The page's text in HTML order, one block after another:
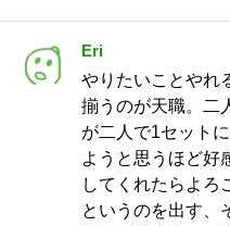
Eri
やりたいことやれ
揃うのが天職。二
が二人で1セット
ようと思うほど好
してくれたらよろ
というのを出す、